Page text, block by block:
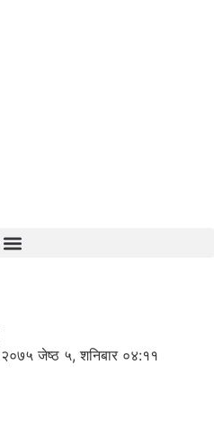
२०७५ जेष्ठ ५, शनिबार ०४:११